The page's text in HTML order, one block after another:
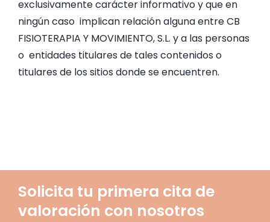
exclusivamente carácter informativo y que en
ningún caso implican relación alguna entre CB
FISIOTERAPIA Y MOVIMIENTO, S.L. y a las personas
o entidades titulares de tales contenidos o
titulares de los sitios donde se encuentren.
Solicita tu primera cita de
valoración con nosotros